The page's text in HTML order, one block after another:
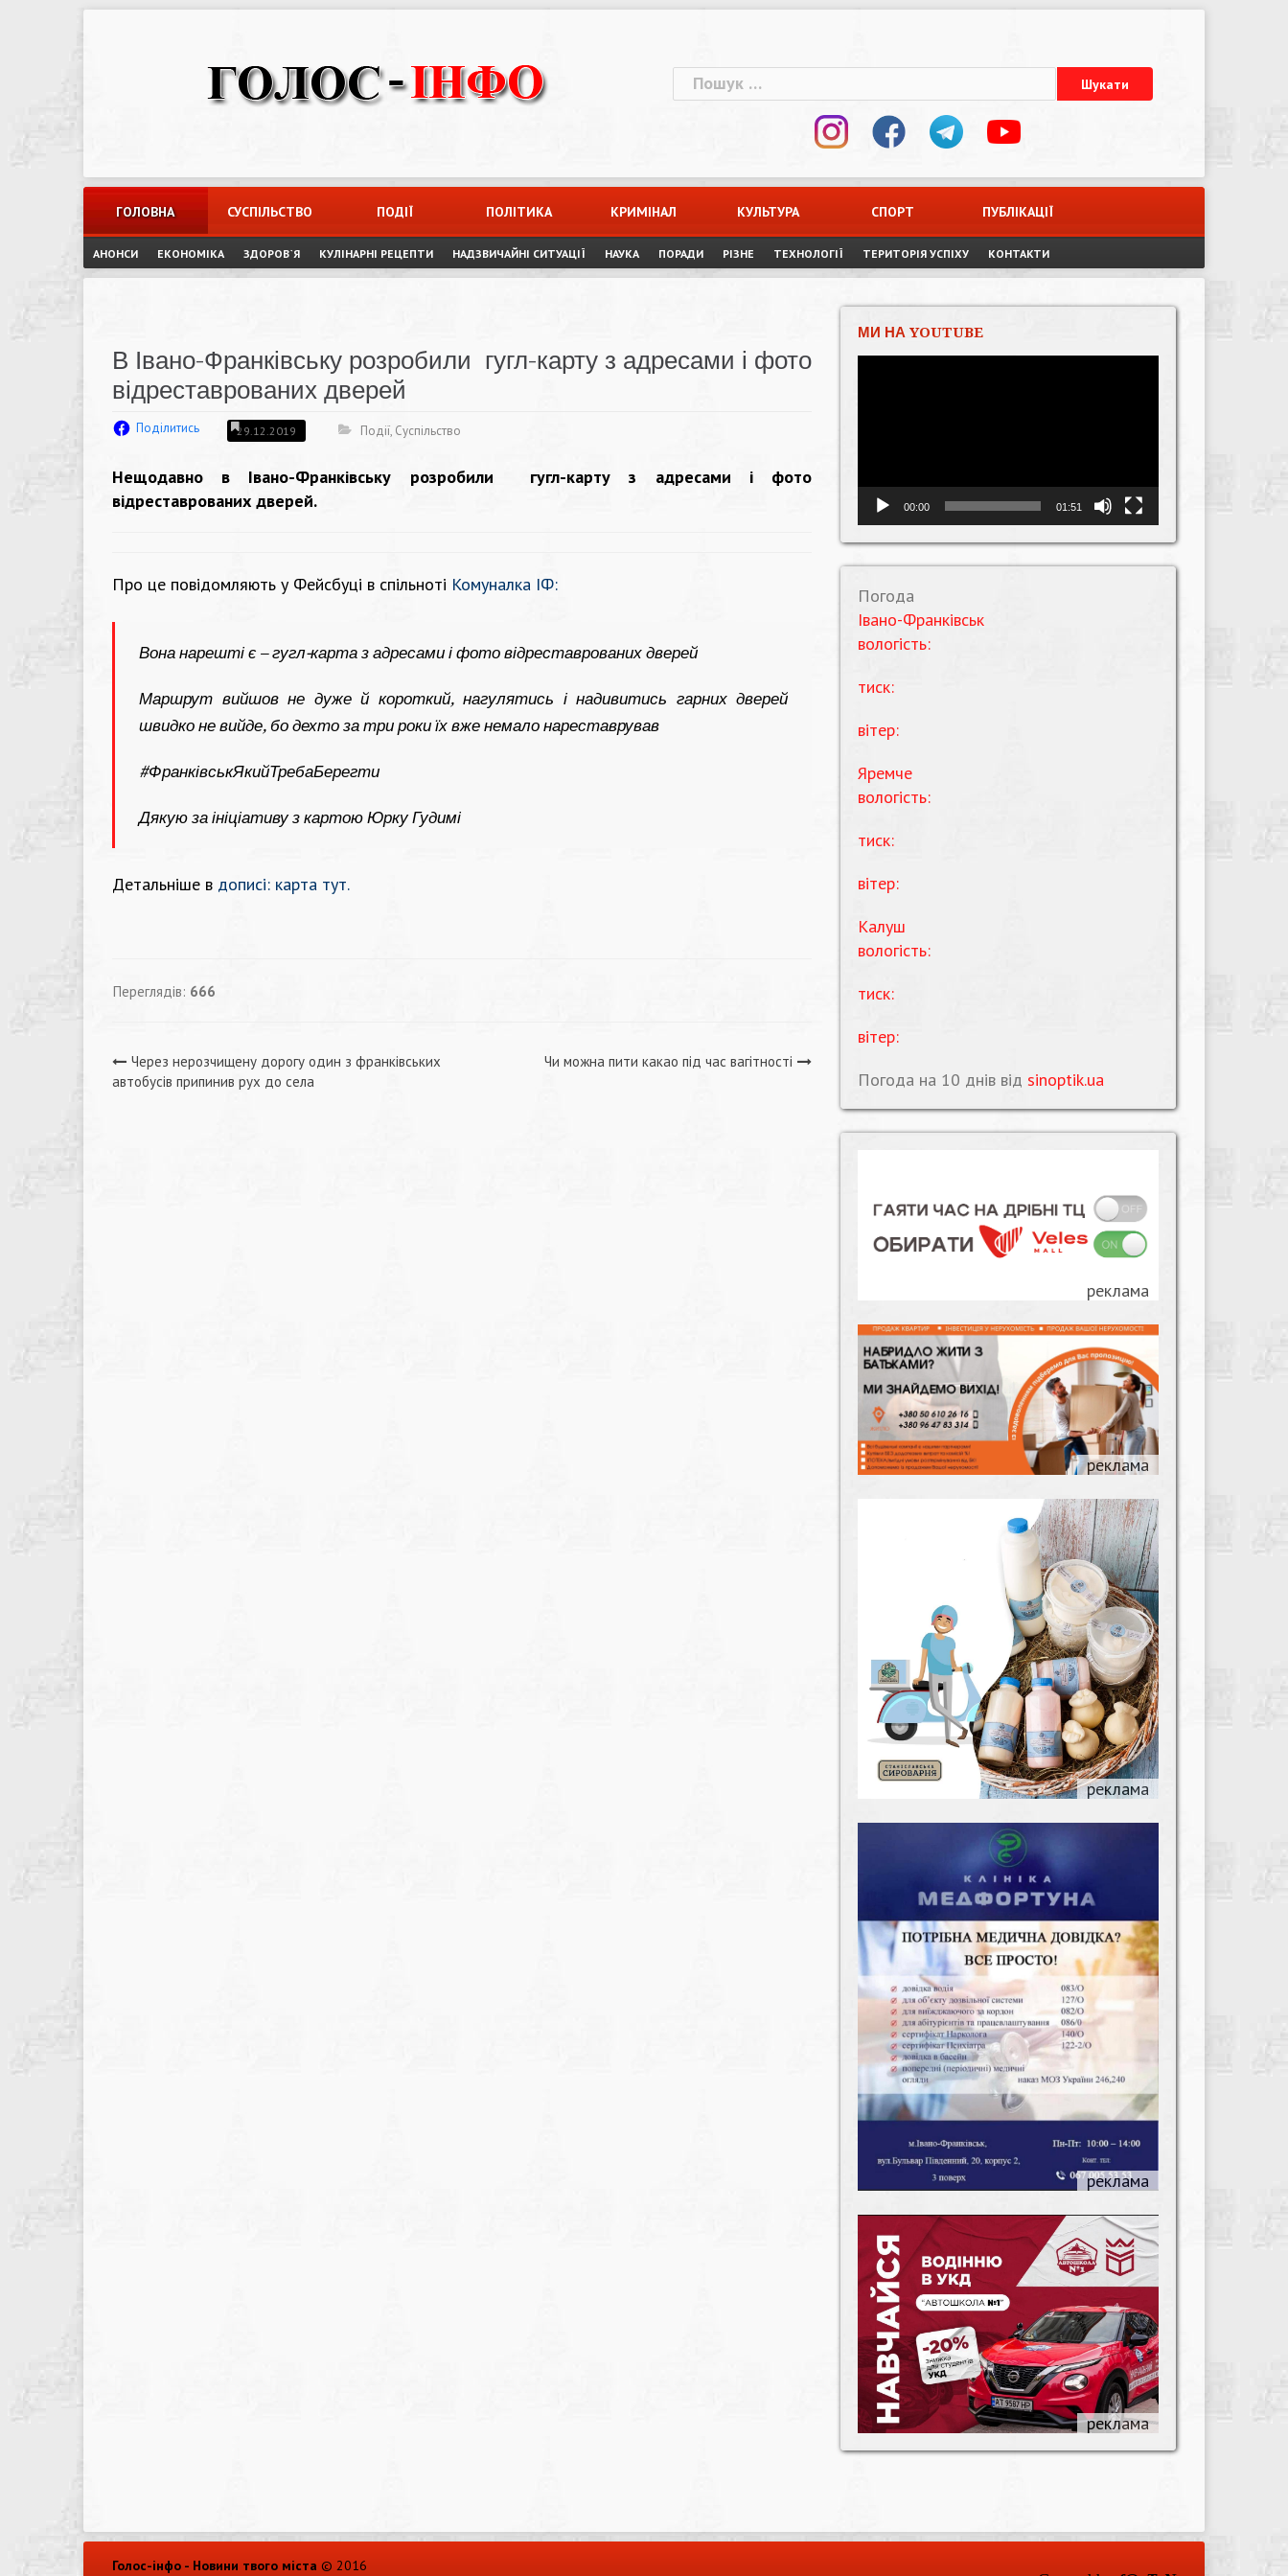
Пошук:
ГОЛОВНА СУСПІЛЬСТВО ПОДІЇ ПОЛІТИКА КРИМІНАЛ КУЛЬТУРА СПОРТ ПУБЛІКАЦІЇ
АНОНСИ ЕКОНОМІКА ЗДОРОВ`Я КУЛІНАРНІ РЕЦЕПТИ НАДЗВИЧАЙНІ СИТУАЦІЇ НАУКА ПОРАДИ РІЗНЕ ТЕХНОЛОГІЇ ТЕРИТОРІЯ УСПІХУ КОНТАКТИ
В Івано-Франківську розробили гугл-карту з адресами і фото
відреставрованих дверей
Поділитись 29.12.2019 Події, Суспільство
Нещодавно в Івано-Франківську розробили гугл-карту з адресами і фото
відреставрованих дверей.
Про це повідомляють у Фейсбуці в спільноті Комуналка ІФ:
Вона нарешті є – гугл-карта з адресами і фото відреставрованих дверей
Маршрут вийшов не дуже й короткий, нагулятись і надивитись гарних дверей
швидко не вийде, бо дехто за три роки їх вже немало нареставрував
#ФранківськЯкийТребаБерегти
Дякую за ініціативу з картою Юрку Гудимі
Детальніше в дописі: карта тут.
Переглядів: 666
Навігація
Через нерозчищену дорогу один з франківських
автобусів припинив рух до села
Чи можна пити какао під час вагітності
МИ НА YOUTUBE
00:00 01:51
Погода
Івано-Франківськ
вологість:
тиск:
вітер:
Яремче
вологість:
тиск:
вітер:
Калуш
вологість:
тиск:
вітер:
Погода на 10 днів від sinoptik.ua
Голос-інфо - Новини твого міста © 2016